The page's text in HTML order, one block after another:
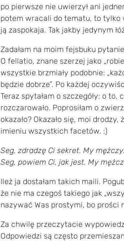
po pierwsze nie uwierzył ani
potem wracali do tematu, to tylko
ją zaspokaja. Tak jakby jedynym
Zadałam na moim fejsbuku
O fellatio, znane szerzej jako
wszystkie brzmiały podobnie:
będzie dobrze”. Po każdej
Teraz spytałam o szczegóły: o
rozczarowało. Poprosiłam o
okazało? Okazało się, moi
imieniu wszystkich facetów. :)
Seg, zdradzę Ci sekret. My
Seg, powiem Ci, jak jest. My
Ileż ja dostałam takich maili.
że nie ma czegoś takiego jak
nazywać Was prostymi, bo prości
Za chwilę przeczytacie
Odpowiedzi są często